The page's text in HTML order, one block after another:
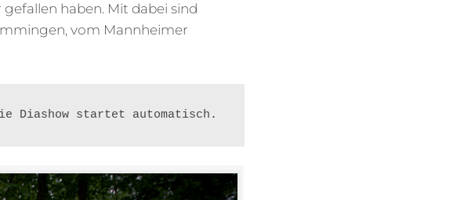
haben. Mit dabei sind
vom Mannheimer
Diashow startet automatisch.